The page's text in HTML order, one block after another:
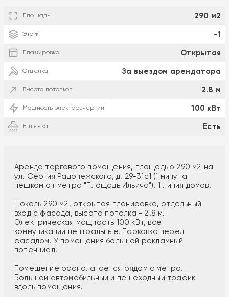
Площадь 290 м2
Этаж -1
Планировка Открытая
Отделка За выездом арендатора
Высота потолков 2.8 м
Мощность электроэнергии 100 кВт
Вытяжка Есть
Аренда торгового помещения, площадью 290 м2 на
ул. Сергия Радонежского, д. 29-31с1 (1 минута
пешком от метро "Площадь Ильича"). 1 линия домов.
Цоколь 290 м2, открытая планировка, отдельный
вход с фасада, высота потолка - 2.8 м.
Электрическая мощность 100 кВт, все
коммуникации центральные. Парковка перед
фасадом. У помещения большой рекламный
потенциал.
Помещение располагается рядом с метро.
Большой автомобильный и пешеходный трафик
вдоль помещения.